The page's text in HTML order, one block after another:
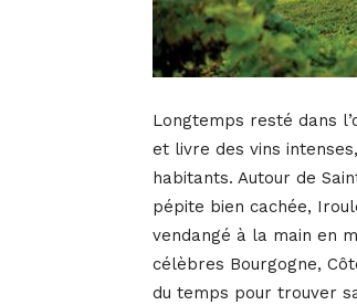
Longtemps resté dans
et livre des vins
habitants. Autour de
pépite bien cachée,
vendangé à la main en
célèbres Bourgogne,
du temps pour trouver